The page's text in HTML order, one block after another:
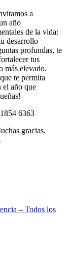
a
año
de la vida:
desarrollo
profundas, te
tus
más elevado.
te permita
el año que
6363
gracias.
– Todos los